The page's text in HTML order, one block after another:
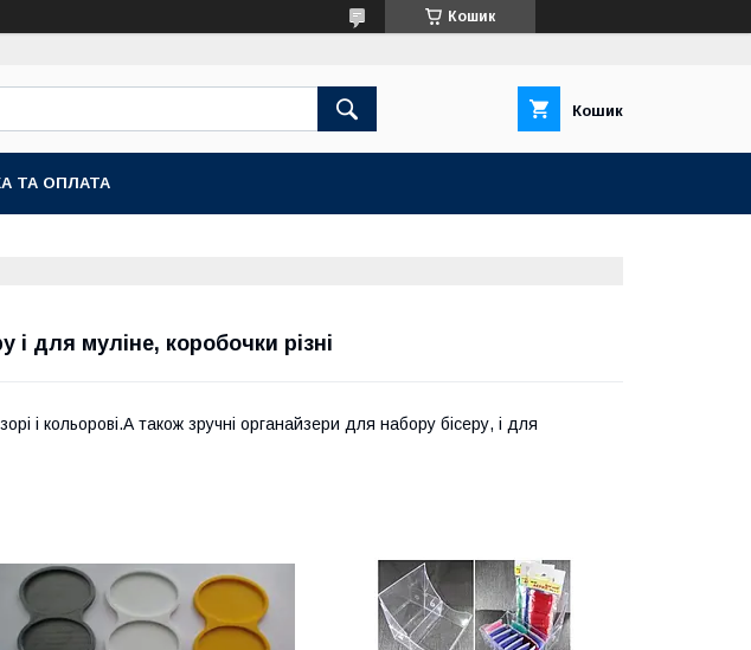
Кошик
Кошик
ТА ОПЛАТА
для муліне, коробочки різні
і кольорові.А також зручні органайзери для набору бісеру, і для